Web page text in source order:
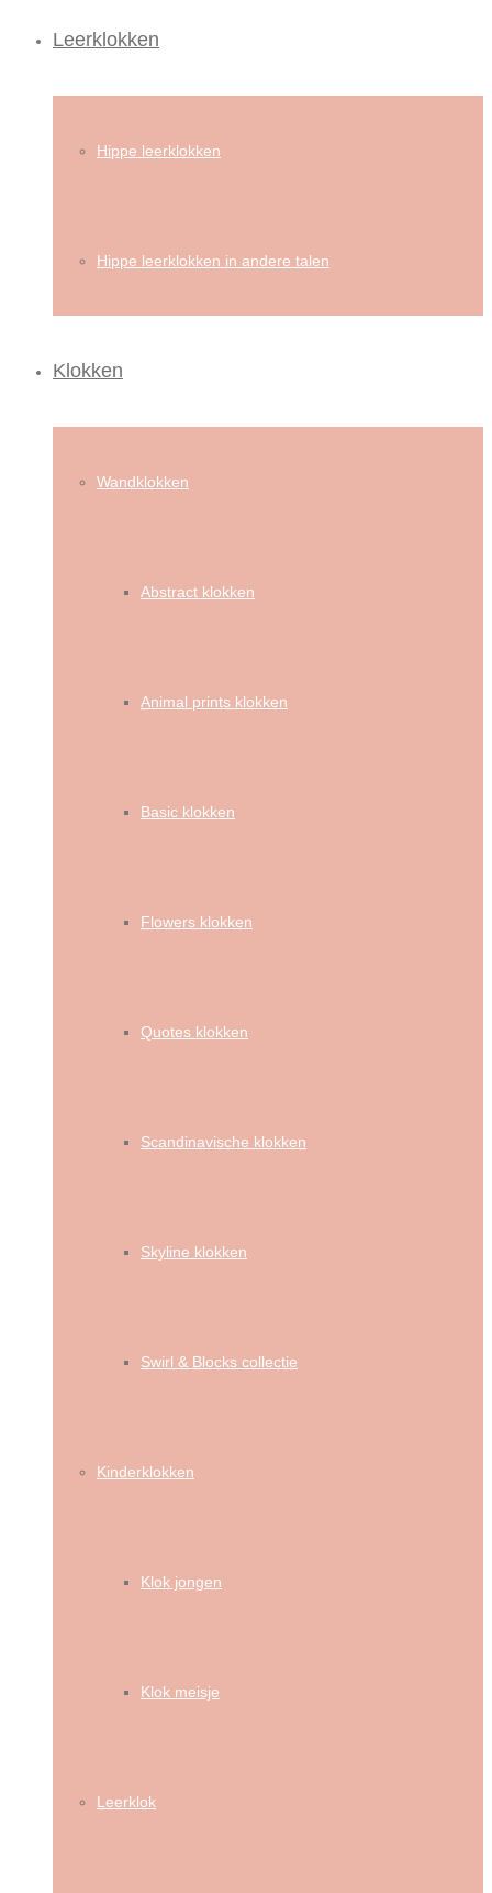
Leerklokken
Hippe leerklokken
Hippe leerklokken in andere talen
Klokken
Wandklokken
Abstract klokken
Animal prints klokken
Basic klokken
Flowers klokken
Quotes klokken
Scandinavische klokken
Skyline klokken
Swirl & Blocks collectie
Kinderklokken
Klok jongen
Klok meisje
Leerklok